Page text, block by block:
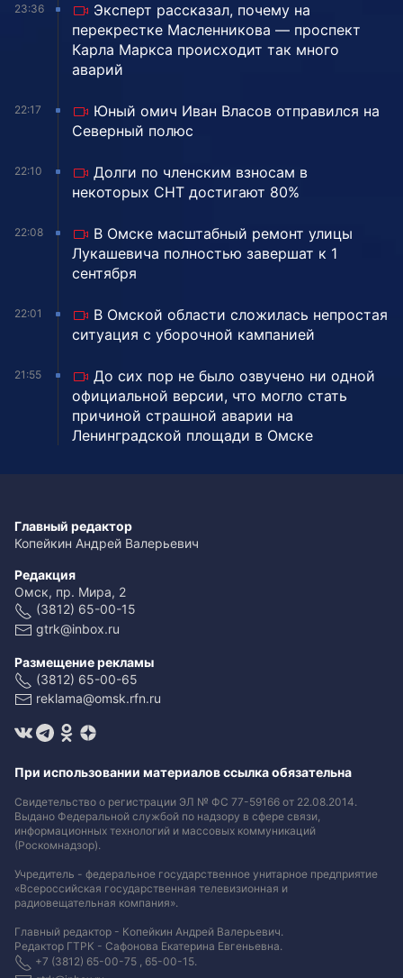
23:36
Эксперт рассказал, почему на
перекрестке Масленникова — проспект
Карла Маркса происходит так много
аварий
22:17
Юный омич Иван Власов отправился на
Северный полюс
22:10
Долги по членским взносам в
некоторых СНТ достигают 80%
22:08
В Омске масштабный ремонт улицы
Лукашевича полностью завершат к 1
сентября
22:01
В Омской области сложилась непростая
ситуация с уборочной кампанией
21:55
До сих пор не было озвучено ни одной
официальной версии, что могло стать
причиной страшной аварии на
Ленинградской площади в Омске
Главный редактор
Копейкин Андрей Валерьевич
Редакция
Омск, пр. Мира, 2
(3812) 65-00-15
gtrk@inbox.ru
Размещение рекламы
(3812) 65-00-65
reklama@omsk.rfn.ru
При использовании материалов ссылка обязательна
Свидетельство о регистрации ЭЛ № ФС 77-59166 от 22.08.2014.
Выдано Федеральной службой по надзору в сфере связи,
информационных технологий и массовых коммуникаций
(Роскомнадзор).
Учредитель - федеральное государственное унитарное предприятие
«Всероссийская государственная телевизионная и
радиовещательная компания».
Главный редактор - Копейкин Андрей Валерьевич.
Редактор ГТРК - Сафонова Екатерина Евгеньевна.
+7 (3812) 65-00-75 , 65-00-15.